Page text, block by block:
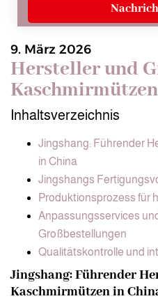
9. März 2026
Hersteller und
Inhaltsverzeichnis
Jingshang: Führender
in China
Jingshangs
Produktionsprozess für
Anpassungsservices
Großbestellungen
Qualitätskontrolle und
Jingshang: Führender
Kaschmirmützen in